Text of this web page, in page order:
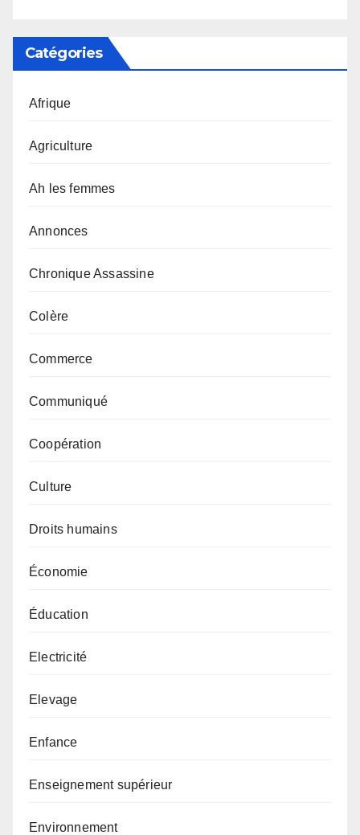
Catégories
Afrique
Agriculture
Ah les femmes
Annonces
Chronique Assassine
Colère
Commerce
Communiqué
Coopération
Culture
Droits humains
Économie
Éducation
Electricité
Elevage
Enfance
Enseignement supérieur
Environnement